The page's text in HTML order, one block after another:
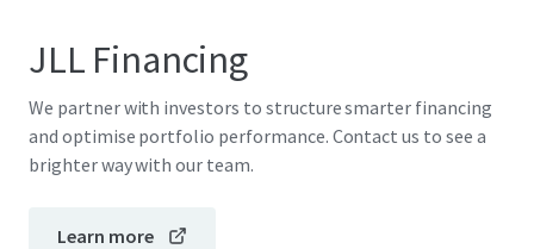
JLL Financing
We partner with investors to structure smarter financing
and optimise portfolio performance. Contact us to see a
brighter way with our team.
Learn more